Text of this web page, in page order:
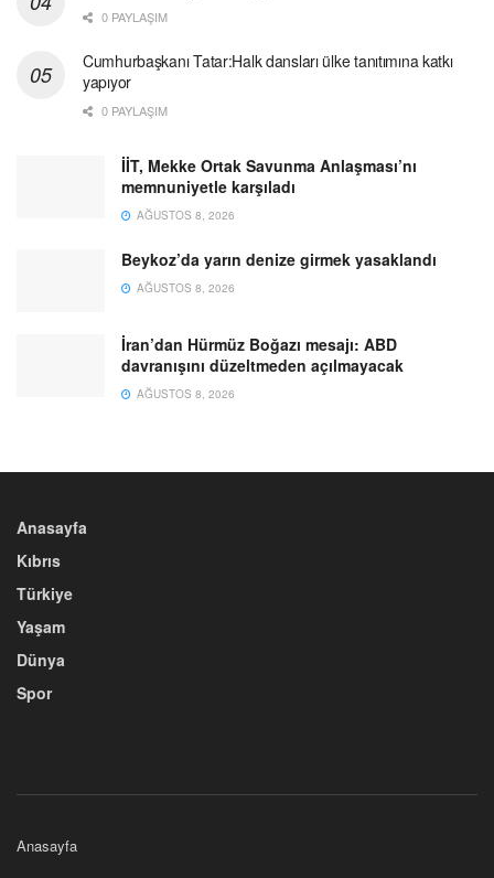
0 PAYLAŞIM
Cumhurbaşkanı Tatar:Halk dansları ülke tanıtımına katkı
yapıyor
0 PAYLAŞIM
İİT, Mekke Ortak Savunma Anlaşması’nı
memnuniyetle karşıladı
AĞUSTOS 8, 2026
Beykoz’da yarın denize girmek yasaklandı
AĞUSTOS 8, 2026
İran’dan Hürmüz Boğazı mesajı: ABD
davranışını düzeltmeden açılmayacak
AĞUSTOS 8, 2026
Anasayfa
Kıbrıs
Türkiye
Yaşam
Dünya
Spor
Anasayfa